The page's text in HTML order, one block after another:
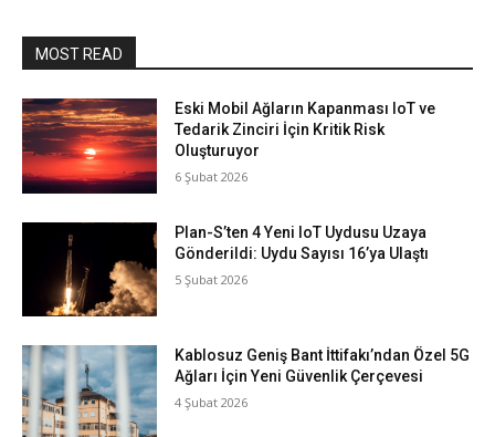
MOST READ
Eski Mobil Ağların Kapanması IoT ve
Tedarik Zinciri İçin Kritik Risk
Oluşturuyor
6 Şubat 2026
Plan-S’ten 4 Yeni IoT Uydusu Uzaya
Gönderildi: Uydu Sayısı 16’ya Ulaştı
5 Şubat 2026
Kablosuz Geniş Bant İttifakı’ndan Özel 5G
Ağları İçin Yeni Güvenlik Çerçevesi
4 Şubat 2026